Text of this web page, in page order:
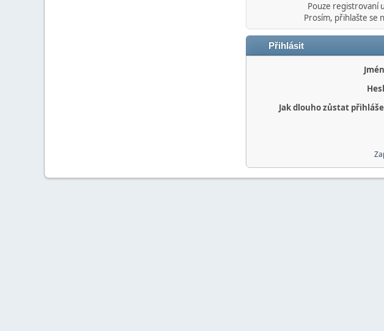
Pouze registrovaní
Prosím, přihlašte se
Přihlásit
Jak dlouho zůstat